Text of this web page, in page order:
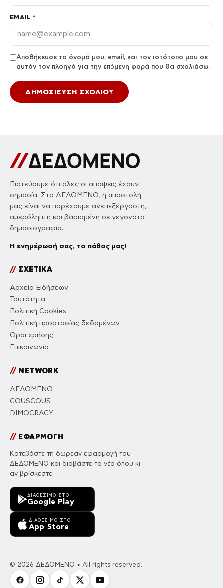
EMAIL *
Αποθήκευσε το όνομά μου, email, και τον ιστότοπο μου σε
αυτόν τον πλοηγό για την επόμενη φορά που θα σχολιάσω.
Πιστεύουμε ότι όλες οι απόψεις έχουν
σημασία. Στο ΔΕΔΟΜΕΝΟ, η αποστολή
μας είναι να παρέχουμε ανεπεξέργαστη,
αμερόληπτη και βασισμένη σε γεγονότα
δημοσιογραφία.
Η ενημέρωσή σας, το πάθος μας!
//ΣΧΕΤΙΚΑ
Αρχείο Ειδήσεων
Ταυτότητα
Πολιτική Cookies
Πολιτική προστασίας δεδομένων
Όροι χρήσης
Επικοινωνία
//NETWORK
ΔΕΔΟΜΕΝΟ
COUSCOUS
DIMOCRACY
//ΕΦΑΡΜΟΓΗ
Κατεβάστε τη δωρεάν εφαρμογή του
ΔΕΔΟΜΕΝΟ και διαβάστε τα νέα όπου κι
αν βρίσκεστε.
ΔΙΑΘΈΣΙΜΟ ΣΤΟ
Google Play
ΔΙΑΘΈΣΙΜΟ ΣΤΟ
App Store
© 2026 ΔΕΔΟΜΕΝΟ • All rights reserved.